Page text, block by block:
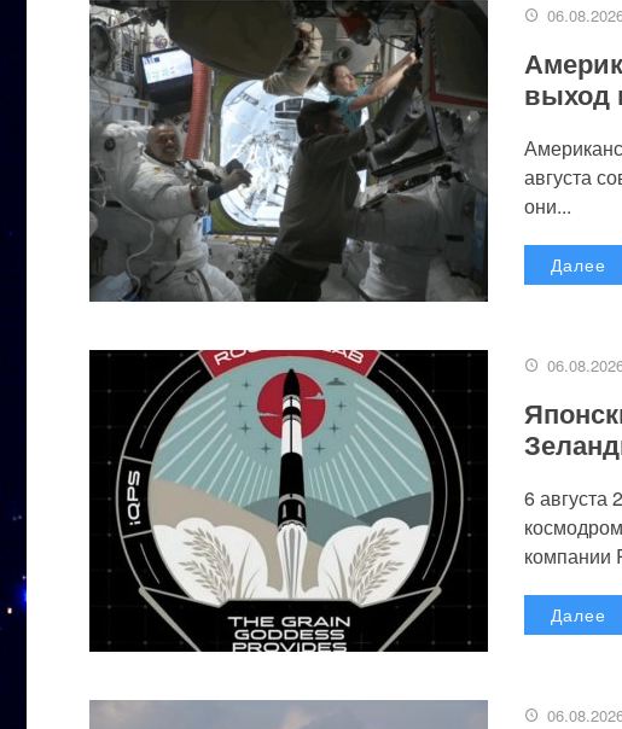
выход
августа
они...
Далее
6 августа
компании
Далее